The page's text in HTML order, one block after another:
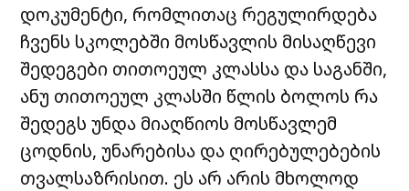
დოკუმენტი, რომლითაც რეგულირდება
ჩვენს სკოლებში მოსწავლის მისაღწევი
შედეგები თითოეულ კლასსა და საგანში,
ანუ თითოეულ კლასში წლის ბოლოს რა
შედეგს უნდა მიაღწიოს მოსწავლემ
ცოდნის, უნარებისა და ღირებულებების
თვალსაზრისით. ეს არ არის მხოლოდ